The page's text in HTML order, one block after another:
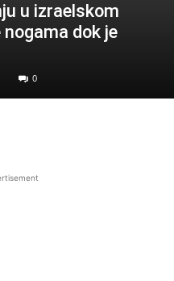
u izraelskom
dok je
0